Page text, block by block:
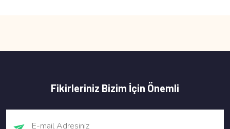
Fikirleriniz Bizim İçin Önemli